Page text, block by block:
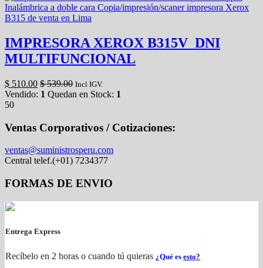
IMPRESORA XEROX B315V_DNI
MULTIFUNCIONAL
$ 510.00 $539.00 Incl IGV.
Vendido: 1 Quedan en Stock: 1
50
Ventas Corporativos / Cotizaciones:
ventas@suministrosperu.com
Central telef.(+01) 7234377
FORMAS DE ENVIO
Entrega Express
Recíbelo en 2 horas o cuando tú quieras ¿Qué es esto?